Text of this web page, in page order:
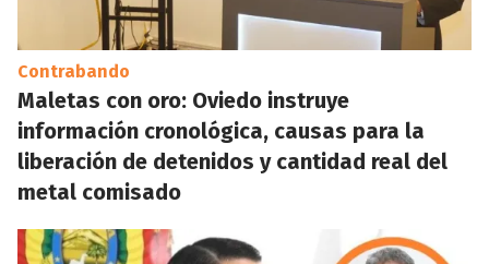
Contrabando
Maletas con oro: Oviedo instruye
información cronológica, causas para la
liberación de detenidos y cantidad real del
metal comisado